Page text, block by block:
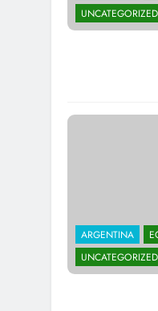
UNCATEGORIZED
ARGENTINA
UNCATEGORIZED